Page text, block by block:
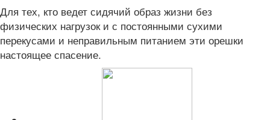
Для тех, кто ведет сидячий образ жизни без
физических нагрузок и с постоянными сухими
перекусами и неправильным питанием эти орешки
настоящее спасение.